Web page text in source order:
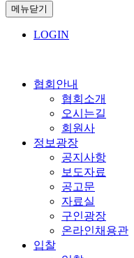
메뉴닫기
LOGIN
협회안내
협회소개
오시는길
회원사
정보광장
공지사항
보도자료
공고문
자료실
구인광장
온라인채용관
입찰